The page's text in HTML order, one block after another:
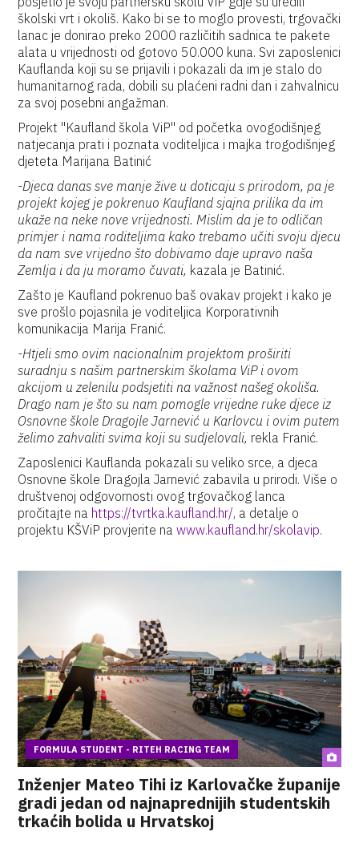
školski vrt i okoliš. Kako bi se to moglo provesti, trgovački
lanac je donirao preko 2000 različitih sadnica te pakete
alata u vrijednosti od gotovo 50.000 kuna. Svi zaposlenici
Kauflanda koji su se prijavili i pokazali da im je stalo do
humanitarnog rada, dobili su plaćeni radni dan i zahvalnicu
za svoj posebni angažman.
Projekt "Kaufland škola ViP" od početka ovogodišnjeg
natjecanja prati i poznata voditeljica i majka trogodišnjeg
djeteta Marijana Batinić
-Djeca danas sve manje žive u doticaju s prirodom, pa je
projekt kojeg je pokrenuo Kaufland sjajna prilika da im
ukaže na neke nove vrijednosti. Mislim da je to odličan
primjer i nama roditeljima kako trebamo učiti svoju djecu
da nam sve vrijedno što dobivamo daje upravo naša
Zemlja i da ju moramo čuvati, kazala je Batinić.
Zašto je Kaufland pokrenuo baš ovakav projekt i kako je
sve prošlo pojasnila je voditeljica Korporativnih
komunikacija Marija Franić.
-Htjeli smo ovim nacionalnim projektom proširiti
suradnju s našim partnerskim školama ViP i ovom
akcijom u zelenilu podsjetiti na važnost našeg okoliša.
Drago nam je što su nam pomogle vrijedne ruke djece iz
Osnovne škole Dragojle Jarnević u Karlovcu i ovim putem
želimo zahvaliti svima koji su sudjelovali, rekla Franić.
Zaposlenici Kauflanda pokazali su veliko srce, a djeca
Osnovne škole Dragojla Jarnević zabavila u prirodi. Više o
društvenoj odgovornosti ovog trgovačkog lanca
pročitajte na https://tvrtka.kaufland.hr/, a detalje o
projektu KŠViP provjerite nawww.kaufland.hr/skolavip.
FORMULA STUDENT - RITEH RACING TEAM
Inženjer Mateo Tihi iz Karlovačke županije
gradi jedan od najnaprednijih studentskih
trkaćih bolida u Hrvatskoj